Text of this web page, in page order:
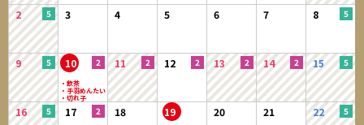
2 3 4 5 6 7 8
9 10 11 12 13 14 15
16 17 18 19 20 21 22